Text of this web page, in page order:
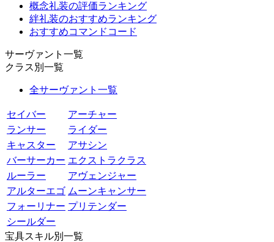
概念礼装の評価ランキング
絆礼装のおすすめランキング
おすすめコマンドコード
サーヴァント一覧
クラス別一覧
全サーヴァント一覧
セイバー
アーチャー
ランサー
ライダー
キャスター
アサシン
バーサーカー エクストラクラス
ルーラー
アヴェンジャー
アルターエゴ ムーンキャンサー
フォーリナー プリテンダー
シールダー
宝具スキル別一覧